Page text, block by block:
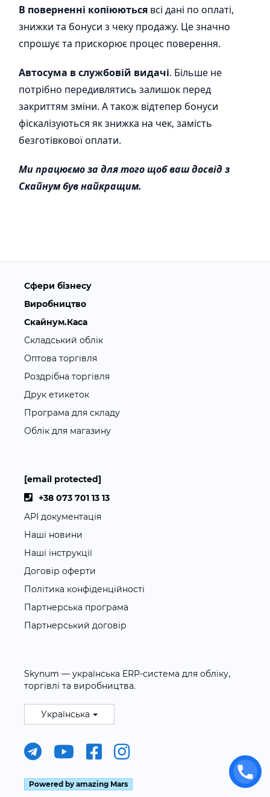
В поверненні копіюються всі дані по оплаті,
знижки та бонуси з чеку продажу. Це значно
спрошує та прискорює процес поверення.
Автосума в службовій видачі. Більше не
потрібно передивлятись залишок перед
закриттям зміни. А також відтепер бонуси
фіскалізуються як знижка на чек, замість
безготівкової оплати.
Ми працюємо за для того щоб ваш досвід з
Скайнум був найкращим.
Сфери бізнесу
Виробництво
Скайнум.Каса
Складський облік
Оптова торгівля
Роздрібна торгівля
Друк етикеток
Програма для складу
Облік для магазину
[email protected]
+38 073 701 13 13
API документація
Наші новини
Наші інструкції
Договір оферти
Політика конфіденційності
Партнерська програма
Партнерський договір
Skynum — українська ERP-система для обліку,
торгівлі та виробництва.
Українська
Powered by amazing Mars